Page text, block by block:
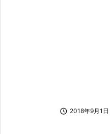
 2018年9月1日